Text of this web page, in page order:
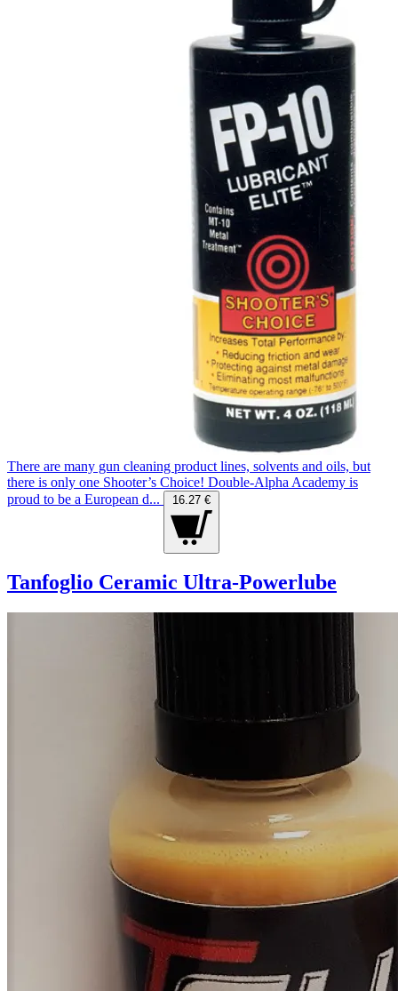
There are many gun cleaning product lines, solvents and oils, but
there is only one Shooter’s Choice! Double-Alpha Academy is
proud to be a European d...
16.27 €
Tanfoglio Ceramic Ultra-Powerlube